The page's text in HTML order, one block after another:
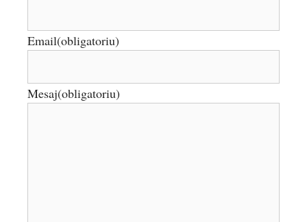
Email(obligatoriu)
Mesaj(obligatoriu)